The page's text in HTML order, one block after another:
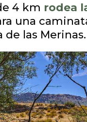
4 km rodea
una
de las Merinas.